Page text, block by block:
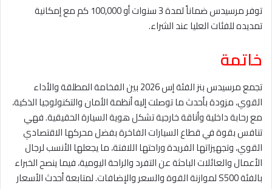
توفر مرسيدس ضماناً لمدة 3 سنوات أو 100,000 كم مع إمكانية
تمديده للفئات العليا عند الشراء.
خاتمة
تجمع مرسيدس بنز الفئة إس 2026 بين الفخامة المطلقة والأداء
القوي، مزودة بأحدث ما توصلت إليه أنظمة الأمان والتكنولوجيا الذكية،
مع رحابة داخلية وأناقة خارجية تشكل هوية السيارة الحقيقية. فهي
تنافس بقوة في قطاع السيارات الفاخرة بفضل محركها الاقتصادي
القوي، وتجهيزاتها الفريدة وراحتها اللافتة، ما يجعلها الأنسب لرجال
الأعمال والعائلات الباحثة عن التفرد والراحة اليومية، فيما ينصح الخبراء
بالفئة S500 لموازنة القوة والسعر والإضافات. لمتابعة أحدث الأسعار